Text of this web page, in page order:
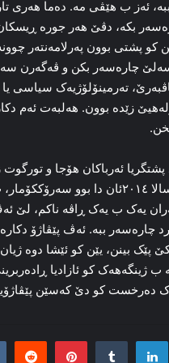
ئه‌ز ب هێڤی مه‌. ده‌ما هه‌ری
بکه‌، دڤێ هه‌ر جوره‌
پشتی بوون پەرلامه‌نته‌ر
چاره‌سه‌ر بکن و ڤه‌گه‌رن
ته‌رمینۆلۆژیه‌ک سیاسی
زێده‌ بوون. هه‌لبه‌ت ئه‌م
پشتگریا ئه‌رباکان هۆجا و
مه‌. ده‌ما کو رەجەب تەییب د سالا
یه‌ک ب یه‌ک ڕاڤه‌ ناکم، لێ
چاره‌سه‌ر ببه‌. ئه‌ڤ پێڤاژۆ
پێک بینن، یێن کو ئێشا دوه
ب ژینگه‌هه‌ک کو ئازادیا
ده‌رخست کو دێ که‌سێن
LinkedIn
Tumblr